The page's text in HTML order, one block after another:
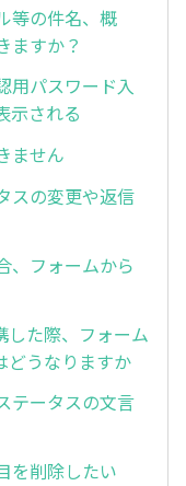
等の件名、概
ますか？
用パスワード入
示される
ません
スの変更や返信
、フォームから
した際、フォーム
どうなりますか
テータスの文言
を削除したい